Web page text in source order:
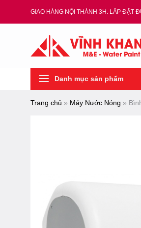
GIAO HÀNG NỘI THÀNH 3H. LẮP ĐẶT
Danh mục sản phẩm
Trang chủ » Máy Nước Nóng »